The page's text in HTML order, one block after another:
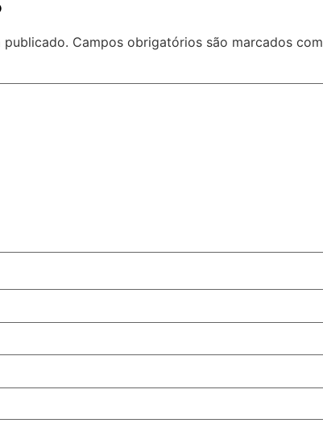
publicado. Campos obrigatórios são marcados com